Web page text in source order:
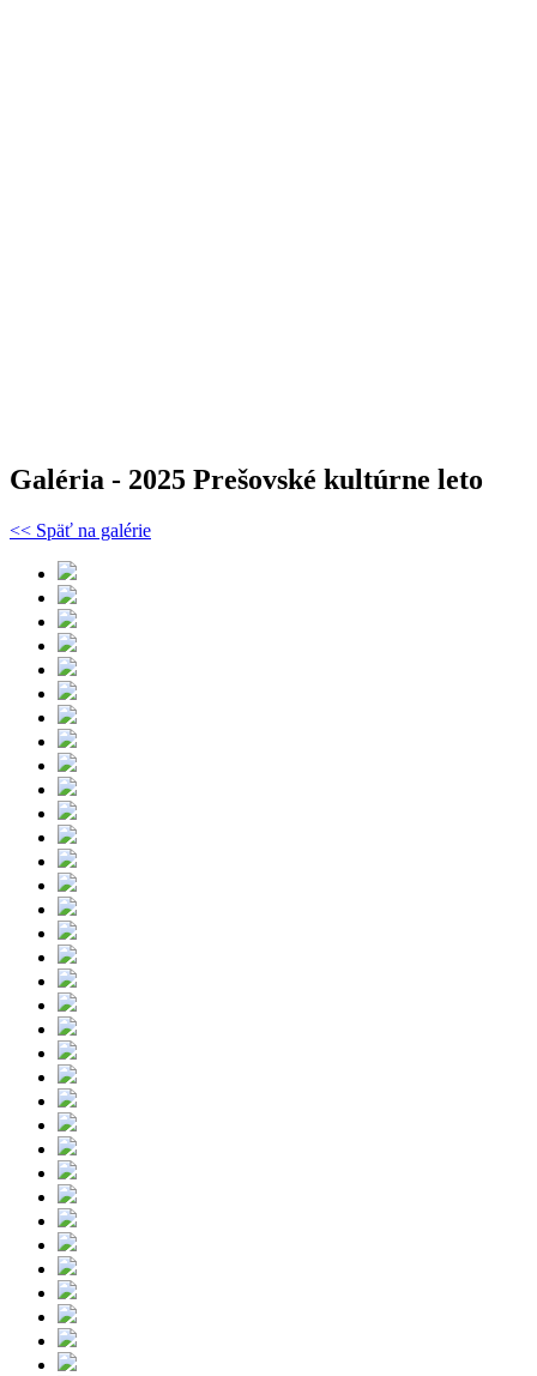
Galéria - 2025 Prešovské kultúrne leto
<< Späť na galérie